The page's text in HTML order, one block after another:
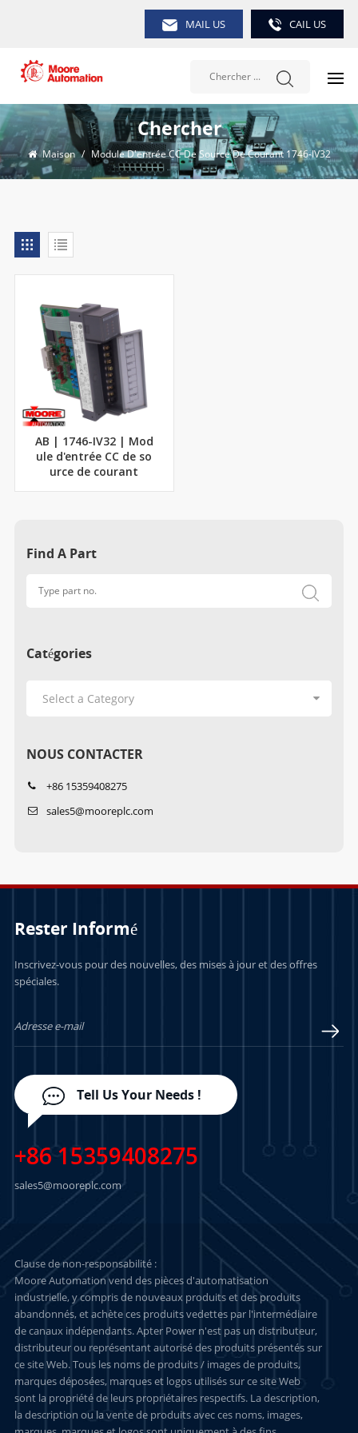
MAIL US CAIL US
Chercher
Maison / Module D'entrée CC De Source De Courant 1746-IV32
AB | 1746-IV32 | Mod
ule d'entrée CC de so
urce de courant
Find A Part
Catégories
NOUS CONTACTER
+86 15359408275
sales5@mooreplc.com
Rester Informé
Inscrivez-vous pour des nouvelles, des mises à jour et des offres
spéciales.
Tell Us Your Needs !
+86 15359408275
sales5@mooreplc.com
Clause de non-responsabilité :
Moore Automation vend des pièces d'automatisation
industrielle, y compris de nouveaux produits et des produits
abandonnés, et achète ces produits vedettes par l'intermédiaire
de canaux indépendants. Apter Power n'est pas un distributeur,
distributeur ou représentant autorisé des produits présentés sur
ce site Web. Tous les noms de produits / images de produits,
marques déposées, marques et logos utilisés sur ce site Web
sont la propriété de leurs propriétaires respectifs. La description,
la description ou la vente de produits avec ces noms, images,